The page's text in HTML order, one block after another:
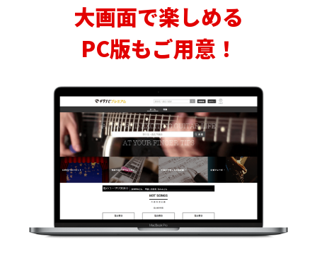
大画面で楽しめる
PC版もご用意！